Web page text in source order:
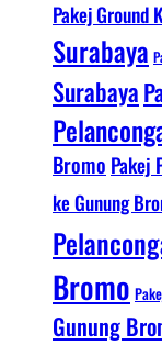
Pakej Ground
Surabaya
Surabaya
Bromo Pakej
ke Gunung
Bromo
Gunung